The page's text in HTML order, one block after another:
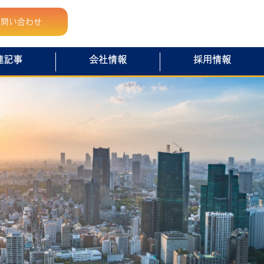
い合わせ
記事 会社情報 採用情報